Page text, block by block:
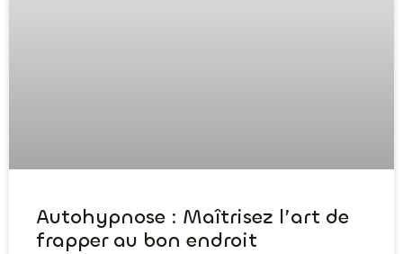
Autohypnose : Maîtrisez l’art de
frapper au bon endroit